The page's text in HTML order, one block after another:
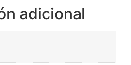
adicional